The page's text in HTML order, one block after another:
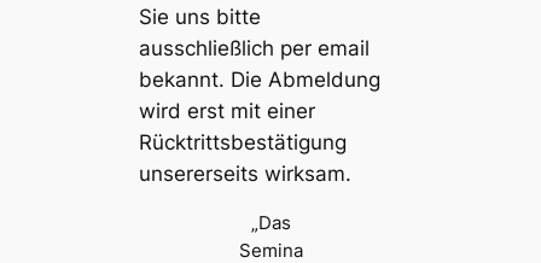
Sie uns bitte
ausschließlich per email
bekannt. Die Abmeldung
wird erst mit einer
Rücktrittsbestätigung
unsererseits wirksam.
„Das
Semina